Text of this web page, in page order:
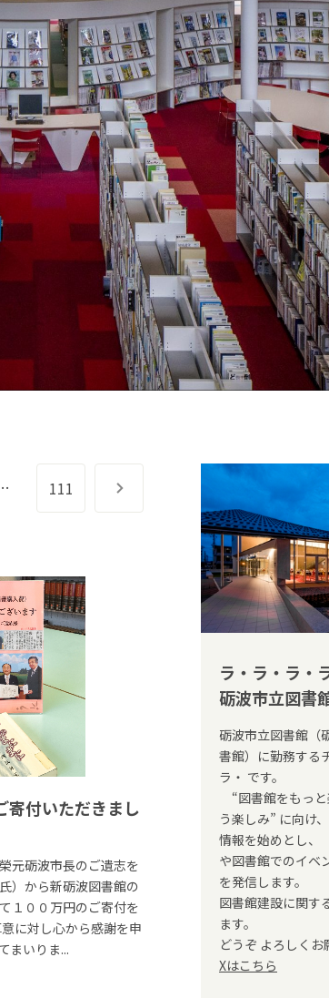
111
寄付いただきまし
元砺波市長のご遺志を
）から新砺波図書館の
１００万円のご寄付を
に対し心から感謝を申
まいりま...
ラ・ラ・ラ・
砺波市立図書
砺波市立図書館（
書館）に勤務する
ラ・ です。
“図書館をもっ
う楽しみ” に向け
情報を始めとし、
や図書館でのイベ
を発信します。
図書館建設に関す
ます。
どうぞ よろしくお
Xはこちら